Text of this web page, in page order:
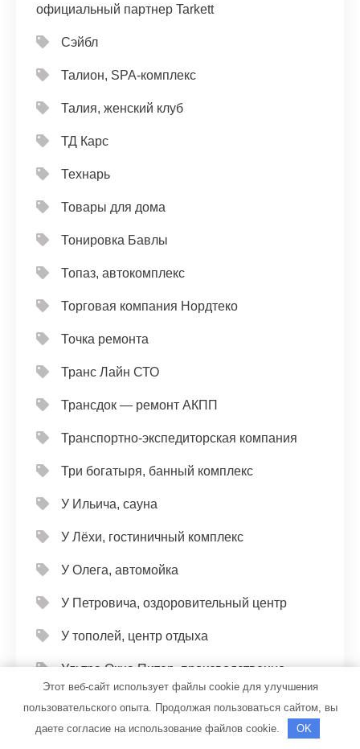
официальный партнер Tarkett
Сэйбл
Талион, SPA-комплекс
Талия, женский клуб
ТД Карс
Технарь
Товары для дома
Тонировка Бавлы
Топаз, автокомплекс
Торговая компания Нордтеко
Точка ремонта
Транс Лайн СТО
Трансдок — ремонт АКПП
Транспортно-экспедиторская компания
Три богатыря, банный комплекс
У Ильича, сауна
У Лёхи, гостиничный комплекс
У Олега, автомойка
У Петровича, оздоровительный центр
У тополей, центр отдыха
Ультра Окна Питер, производственно-
монтажная компания
Этот веб-сайт использует файлы cookie для улучшения
пользовательского опыта. Продолжая пользоваться сайтом, вы
даете согласие на использование файлов cookie.
OK